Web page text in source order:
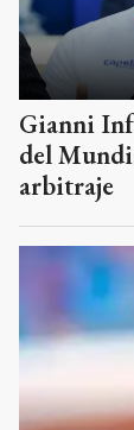
Gianni
del
arbitraje